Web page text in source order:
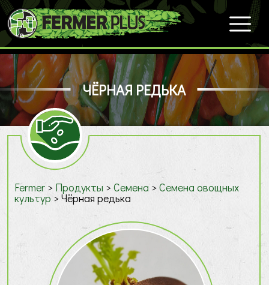
ЧЁРНАЯ РЕДЬКА
Fermer > Продукты >Семена >Cемена овощных
культур >Чёрная редька